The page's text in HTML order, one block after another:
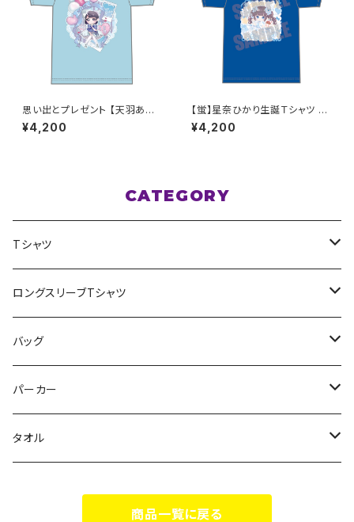
思い出とプレゼント 【天羽あい】
生誕Ｔシャツ XXL〜 XXXLサイ
ズ
¥4,200
【蛍】星奈ひかり生誕Ｔシャツ X
XL〜XXXLサイズ
¥4,200
CATEGORY
Tシャツ
スポポポポニー
花いろは
Milky✳︎Sphene
シークレットシャノワール
ロングスリーブTシャツ
HIGH HIGH BEAM
Milky✳︎Sphene
バッグ
サコッシュ
パーカー
スポポポポニー
タオル
商品一覧に戻る